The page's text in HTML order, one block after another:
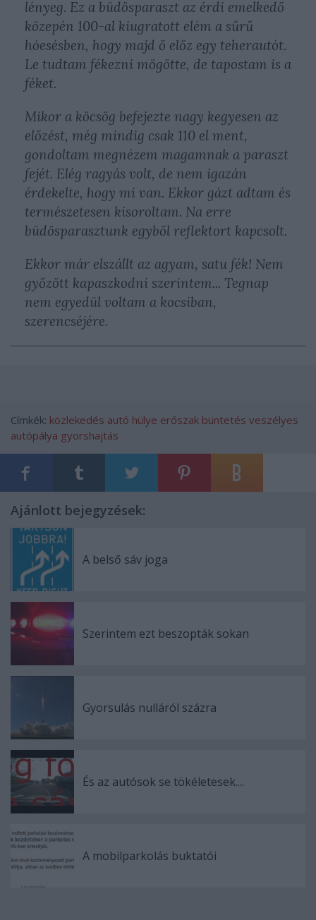
lényeg. Ez a büdösparaszt az érdi emelkedő
közepén 100-al kiugratott elém a sűrű
hóesésben, hogy majd ő előz egy teherautót.
Le tudtam fékezni mögötte, de tapostam is a
féket.
Mikor a köcsög befejezte nagy kegyesen az
előzést, még mindig csak 110 el ment,
gondoltam megnézem magamnak a paraszt
fejét. Elég ragyás volt, de nem igazán
érdekelte, hogy mi van. Ekkor gázt adtam és
természetesen kisoroltam. Na erre
büdösparasztunk egyből reflektort kapcsolt.
Ekkor már elszállt az agyam, satu fék! Nem
győzött kapaszkodni szerintem... Tegnap
nem egyedül voltam a kocsiban,
szerencséjére.
Címkék: közlekedés autó hülye erőszak büntetés veszélyes
autópálya gyorshajtás
Ajánlott bejegyzések:
A belső sáv joga
Szerintem ezt beszopták sokan
Gyorsulás nulláról százra
És az autósok se tökéletesek....
A mobilparkolás buktatói